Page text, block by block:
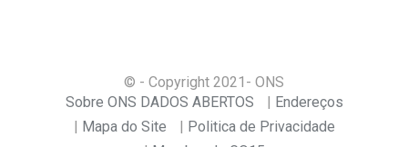
© - Copyright 2021 - ONS
Sobre ONS DADOS ABERTOS
Endereços
Mapa do Site
Politica de Privacidade